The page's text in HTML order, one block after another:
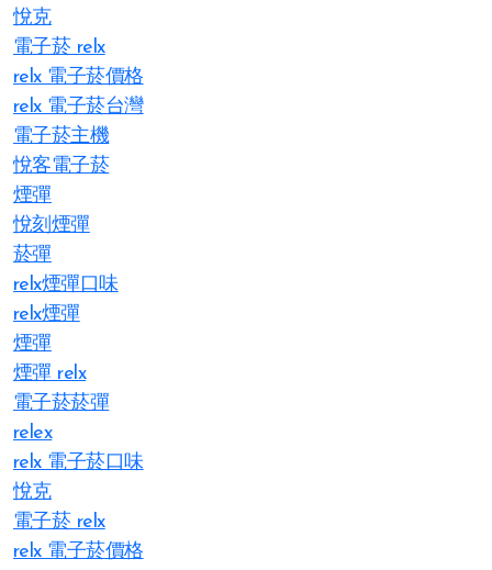
悅克
電子菸 relx
relx 電子菸價格
relx 電子菸台灣
電子菸主機
悅客電子菸
煙彈
悅刻煙彈
菸彈
relx煙彈口味
relx煙彈
煙彈
煙彈 relx
電子菸菸彈
relex
relx 電子菸口味
悅克
電子菸 relx
relx 電子菸價格